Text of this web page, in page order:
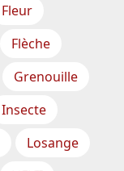
Fleur
Flèche
Grenouille
Insecte
Losange